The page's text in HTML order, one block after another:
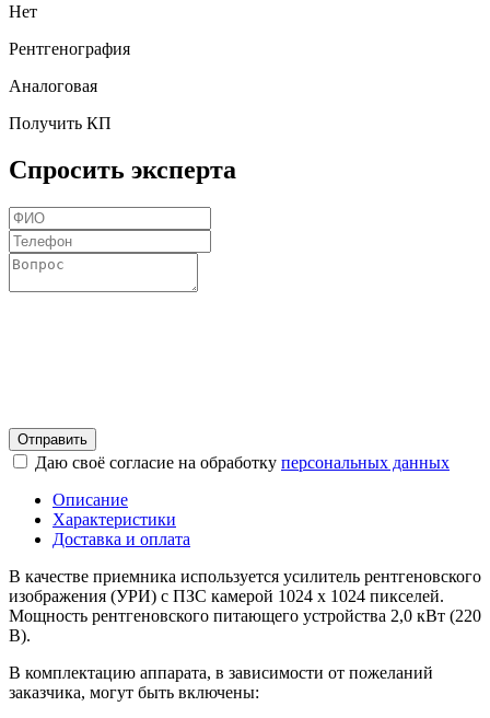
Нет
Рентгенография
Аналоговая
Получить КП
Спросить эксперта
Отправить
Даю своё согласие на обработку персональных данных
Описание
Характеристики
Доставка и оплата
В качестве приемника используется усилитель рентгеновского
изображения (УРИ) с ПЗС камерой 1024 х 1024 пикселей.
Мощность рентгеновского питающего устройства 2,0 кВт (220
В).
В комплектацию аппарата, в зависимости от пожеланий
заказчика, могут быть включены: